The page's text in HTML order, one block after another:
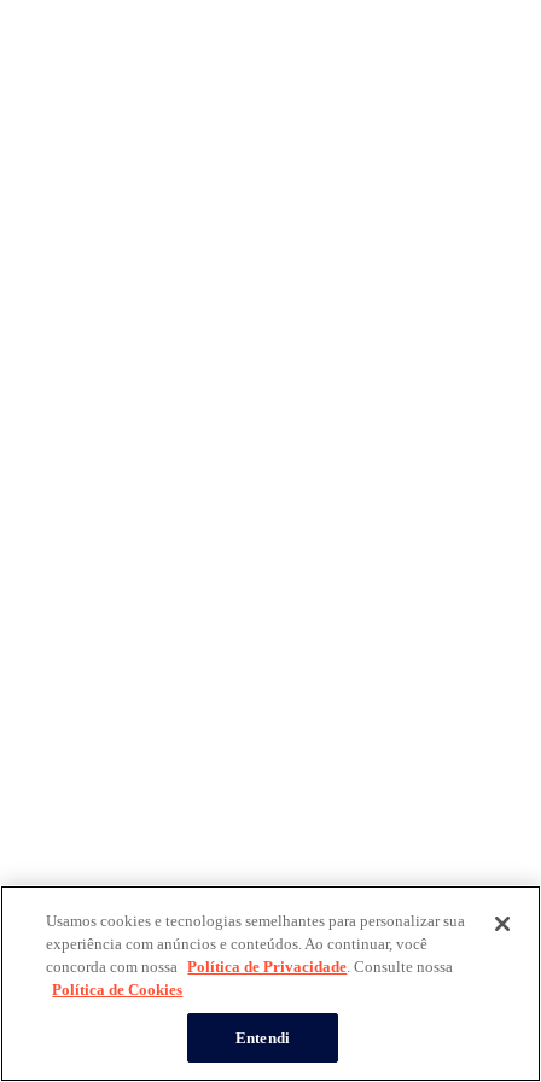
Usamos cookies e tecnologias semelhantes para personalizar sua
experiência com anúncios e conteúdos. Ao continuar, você
concorda com nossa Política de Privacidade. Consulte nossa
Política de Cookies
Entendi